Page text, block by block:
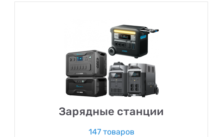
Зарядные станции
147 товаров